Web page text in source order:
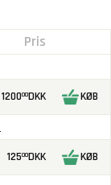
Pris
120000DKK KØB
12500DKK KØB